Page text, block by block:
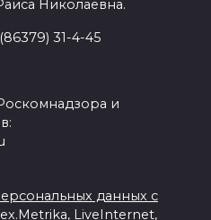
Николаевна.
31-4-45
и
данных с
LiveInternet,